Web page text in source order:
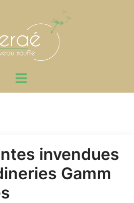
Ouvrir/fermer
invendues
Gamm